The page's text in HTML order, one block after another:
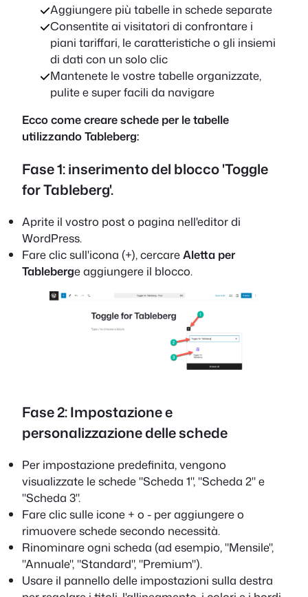
Aggiungere più tabelle in schede separate
Consentite ai visitatori di confrontare i
piani tariffari, le caratteristiche o gli insiemi
di dati con un solo clic
Mantenete le vostre tabelle organizzate,
pulite e super facili da navigare
Ecco come creare schede per le tabelle
utilizzando Tableberg:
Fase 1: inserimento del blocco 'Toggle
for Tableberg'.
Aprite il vostro post o pagina nell'editor di
WordPress.
Fare clic sull'icona (+), cercareAletta per
Tableberge aggiungere il blocco.
Fase 2: Impostazione e
personalizzazione delle schede
Per impostazione predefinita, vengono
visualizzate le schede "Scheda 1", "Scheda 2" e
"Scheda 3".
Fare clic sulle icone + o - per aggiungere o
rimuovere schede secondo necessità.
Rinominare ogni scheda (ad esempio, "Mensile",
"Annuale", "Standard", "Premium").
Usare il pannello delle impostazioni sulla destra